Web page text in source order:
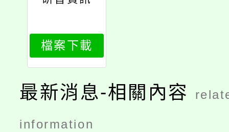
檔案下載
最新消息-相關內容
information